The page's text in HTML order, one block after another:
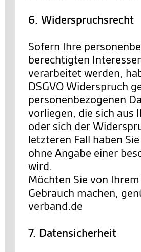
6. Widerspruchsrecht
Sofern Ihre
berechtigten
verarbeitet werden,
DSGVO Widerspruch
personenbezogenen
vorliegen, die sich aus
oder sich der
letzteren Fall haben
ohne Angabe einer
wird.
Möchten Sie von
Gebrauch machen,
verband.de
7. Datensicherheit